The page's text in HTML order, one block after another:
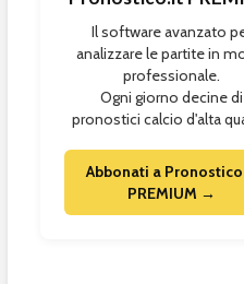
Il software avanzato
analizzare le partite in
professionale.
Ogni giorno decine di
pronostici calcio d'alta
Abbonati a
PREMIUM →